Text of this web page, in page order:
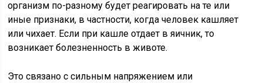
организм по-разному будет реагировать на те или
иные признаки, в частности, когда человек кашляет
или чихает. Если при кашле отдает в яичник, то
возникает болезненность в животе.
Это связано с сильным напряжением или